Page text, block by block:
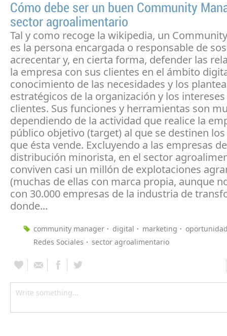
Cómo debe ser un buen Community
sector agroalimentario
Tal y como recoge la wikipedia, un
es la persona encargada o responsable de
acrecentar y, en cierta forma, defender las
la empresa con sus clientes en el ámbito
conocimiento de las necesidades y los
estratégicos de la organización y los
clientes. Sus funciones y herramientas son
dependiendo de la actividad que realice la
público objetivo (target) al que se destinen
que ésta vende. Excluyendo a las empresas
distribución minorista, en el sector
conviven casi un millón de explotaciones
(muchas de ellas con marca propia, aunque
con 30.000 empresas de la industria de
donde...
community manager digital marketing
Redes Sociales
sector agroalimentario